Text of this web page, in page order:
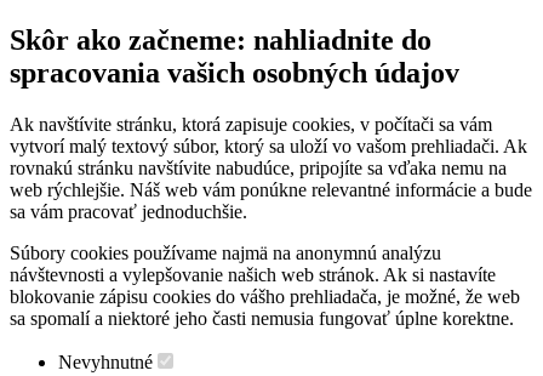
Skôr ako začneme: nahliadnite do
spracovania vašich osobných údajov
Ak navštívite stránku, ktorá zapisuje cookies, v počítači sa vám
vytvorí malý textový súbor, ktorý sa uloží vo vašom prehliadači. Ak
rovnakú stránku navštívite nabudúce, pripojíte sa vďaka nemu na
web rýchlejšie. Náš web vám ponúkne relevantné informácie a bude
sa vám pracovať jednoduchšie.
Súbory cookies používame najmä na anonymnú analýzu
návštevnosti a vylepšovanie našich web stránok. Ak si nastavíte
blokovanie zápisu cookies do vášho prehliadača, je možné, že web
sa spomalí a niektoré jeho časti nemusia fungovať úplne korektne.
Nevyhnutné